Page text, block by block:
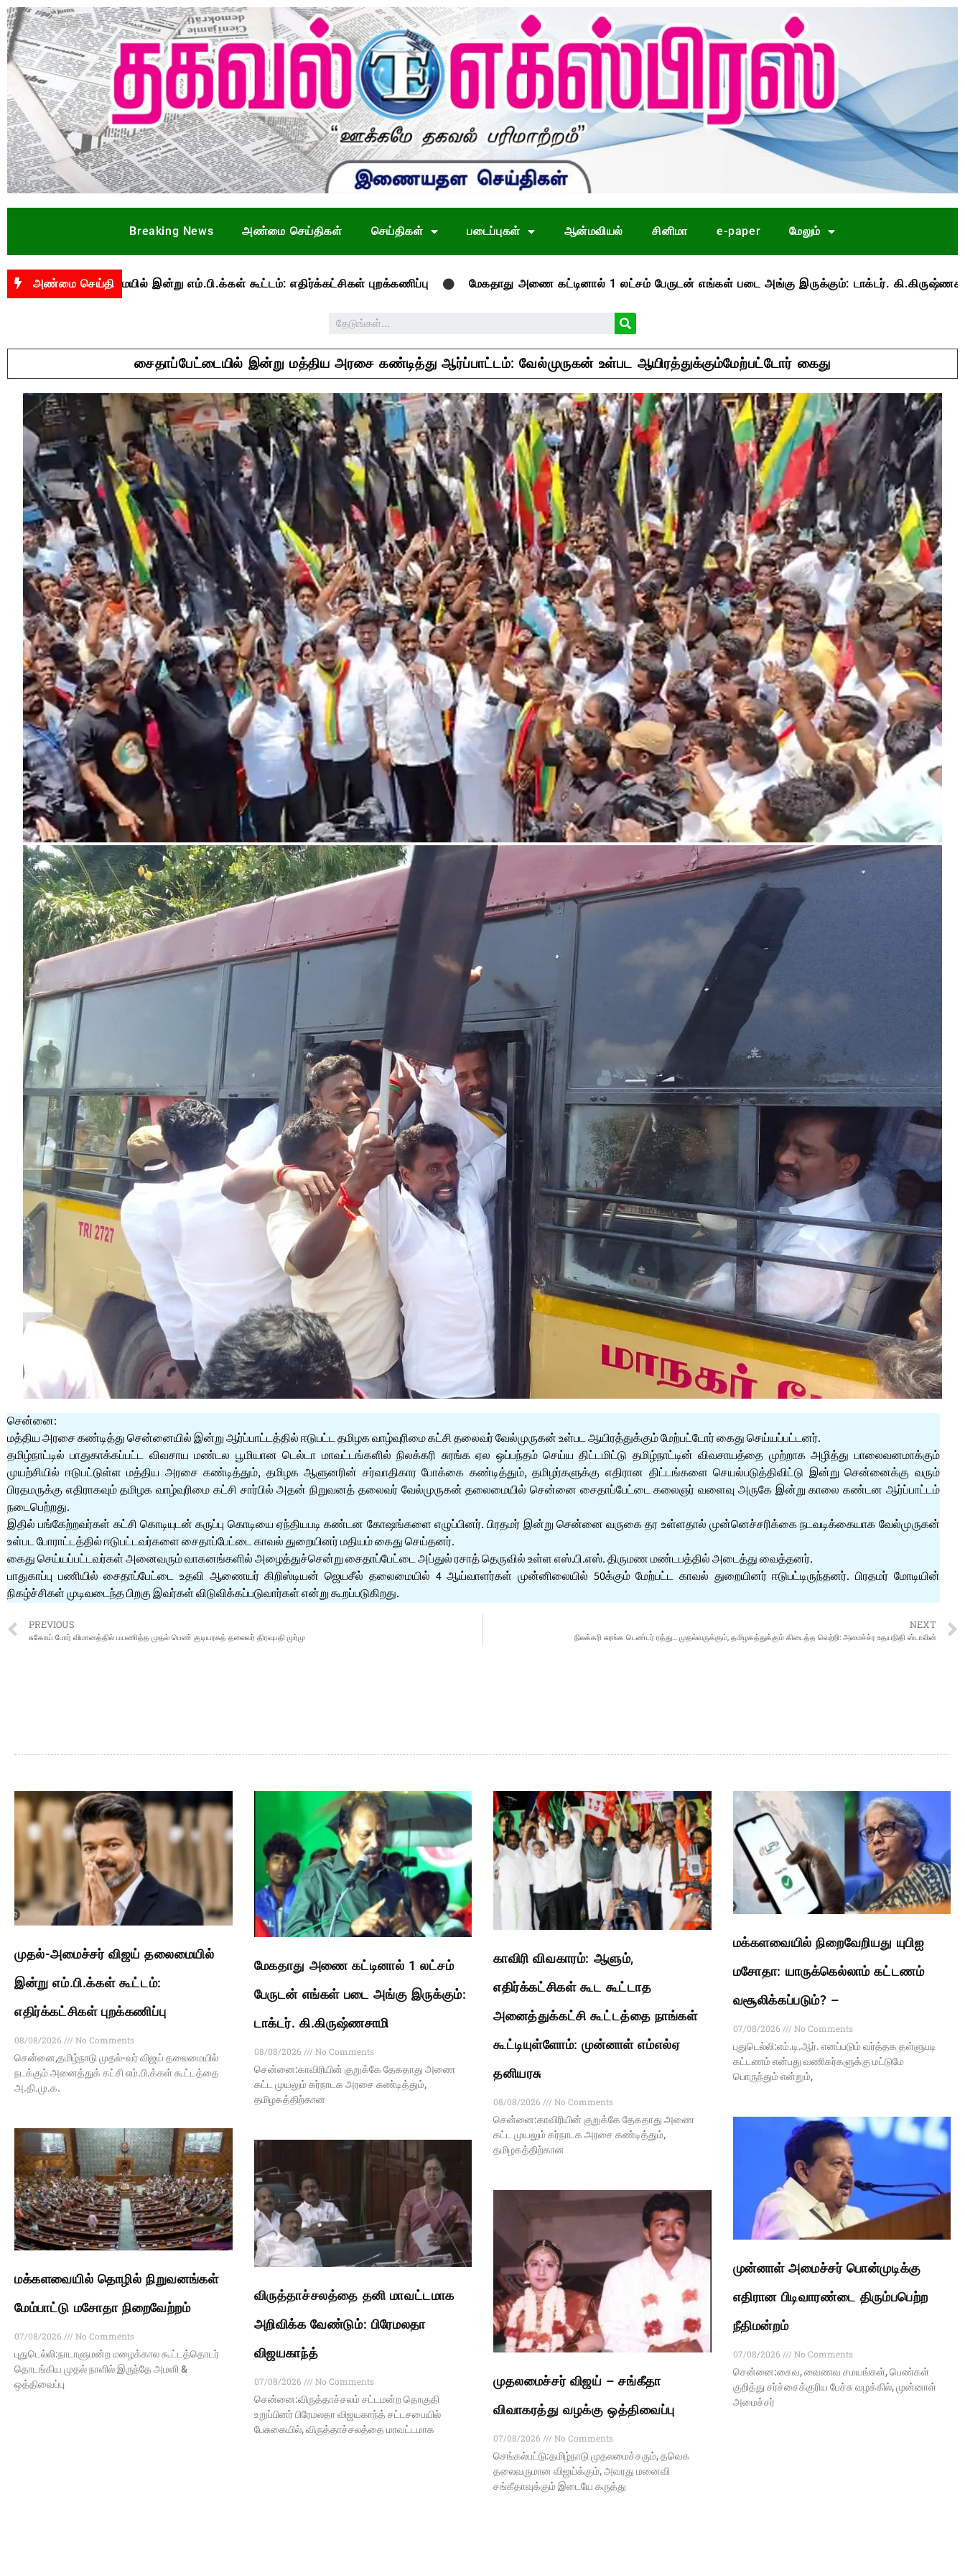
Breaking News அண்மை செய்திகள் செய்திகள் படைப்புகள் ஆன்மவியல் சினிமா e-paper மேலும்
அண்மை செய்தி
இன்று எம்.பி.க்கள் கூட்டம்: எதிர்க்கட்சிகள் புறக்கணிப்பு மேகதாது அணை கட்டினால் 1 லட்சம் பேருடன் எங்கள் படை அங்கு இருக்கும்: டாக்டர். கி.கிருஷ்ணசாமி
சைதாப்பேட்டையில் இன்று மத்திய அரசை கண்டித்து ஆர்ப்பாட்டம்: வேல்முருகன் உள்பட ஆயிரத்துக்கும்மேற்பட்டோர் கைது
சென்னை:
மத்திய அரசை கண்டித்து சென்னையில் இன்று ஆர்ப்பாட்டத்தில் ஈடுபட்ட தமிழக வாழ்வுரிமை கட்சி தலைவர் வேல்முருகன் உள்பட ஆயிரத்துக்கும் மேற்பட்டோர் கைது செய்யப்பட்டனர்.
தமிழ்நாட்டில் பாதுகாக்கப்பட்ட விவசாய மண்டல பூமியான டெல்டா மாவட்டங்களில் நிலக்கரி சுரங்க ஏல ஒப்பந்தம் செய்ய திட்டமிட்டு தமிழ்நாட்டின் விவசாயத்தை முற்றாக அழித்து பாலைவனமாக்கும்
முயற்சியில் ஈடுபட்டுள்ள மத்திய அரசை கண்டித்தும், தமிழக ஆளுனரின் சர்வாதிகார போக்கை கண்டித்தும், தமிழர்களுக்கு எதிரான திட்டங்களை செயல்படுத்திவிட்டு இன்று சென்னைக்கு வரும்
பிரதமருக்கு எதிராகவும் தமிழக வாழ்வுரிமை கட்சி சார்பில் அதன் நிறுவனத் தலைவர் வேல்முருகன் தலைமையில் சென்னை சைதாப்பேட்டை கலைஞர் வளைவு அருகே இன்று காலை கண்டன ஆர்ப்பாட்டம்
நடைபெற்றது.
இதில் பங்கேற்றவர்கள் கட்சி கொடியுடன் கருப்பு கொடியை ஏந்தியபடி கண்டன கோஷங்களை எழுப்பினர். பிரதமர் இன்று சென்னை வருகை தர உள்ளதால் முன்னெச்சரிக்கை நடவடிக்கையாக வேல்முருகன்
உள்பட போராட்டத்தில் ஈடுபட்டவர்களை சைதாப்பேட்டை காவல் துறையினர் மதியம் கைது செய்தனர்.
கைது செய்யப்பட்டவர்கள் அனைவரும் வாகனங்களில் அழைத்துச்சென்று சைதாப்பேட்டை அப்துல் ரசாத் தெருவில் உள்ள எஸ்.பி.எஸ். திருமண மண்டபத்தில் அடைத்து வைத்தனர்.
பாதுகாப்பு பணியில் சைதாப்பேட்டை உதவி ஆணையர் கிறிஸ்டியன் ஜெயசீல் தலைமையில் 4 ஆய்வாளர்கள் முன்னிலையில் 50க்கும் மேற்பட்ட காவல் துறையினர் ஈடுபட்டிருந்தனர். பிரதமர் மோடியின்
நிகழ்ச்சிகள் முடிவடைந்த பிறகு இவர்கள் விடுவிக்கப்படுவார்கள் என்று கூறப்படுகிறது.
PREVIOUS
சுகோய் போர் விமானத்தில் பயணித்த முதல் பெண் குடியரசுத் தலைவர் திரவுபதி முர்மு
NEXT
நிலக்கரி சுரங்க டெண்டர் ரத்து… முதல்வருக்கும், தமிழகத்துக்கும் கிடைத்த வெற்றி: அமைச்ச்ர உதயநிதி ஸ்டாலின்
முதல்-அமைச்சர் விஜய் தலைமையில்
இன்று எம்.பி.க்கள் கூட்டம்:
எதிர்க்கட்சிகள் புறக்கணிப்பு
08/08/2026
No Comments
சென்னை,தமிழ்நாடு முதல்-வர் விஜய் தலைமையில்
நடக்கும் அனைத்துக் கட்சி எம்.பி.க்கள் கூட்டத்தை
அ.தி.மு.க.
மேகதாது அணை கட்டினால் 1 லட்சம்
பேருடன் எங்கள் படை அங்கு இருக்கும்:
டாக்டர். கி.கிருஷ்ணசாமி
08/08/2026
No Comments
சென்னை:காவிரியின் குறுக்கே தேகதாது அணை
கட்ட முயலும் கர்நாடக அரசை கண்டித்தும்,
தமிழகத்திற்கான
காவிரி விவகாரம்: ஆளும்,
எதிர்க்கட்சிகள் கூட கூட்டாத
அனைத்துக்கட்சி கூட்டத்தை நாங்கள்
கூட்டியுள்ளோம்: முன்னாள் எம்எல்ஏ
தனியரசு
08/08/2026
No Comments
சென்னை:காவிரியின் குறுக்கே தேகதாது அணை
கட்ட முயலும் கர்நாடக அரசை கண்டித்தும்,
தமிழகத்திற்கான
மக்களவையில் நிறைவேறியது யுபிஐ
மசோதா: யாருக்கெல்லாம் கட்டணம்
வசூலிக்கப்படும்? –
07/08/2026
No Comments
புதுடெல்லி:எம்.டி.ஆர். எனப்படும் வர்த்தக தள்ளுபடி
கட்டணம் என்பது வணிகர்களுக்கு மட்டுமே
பொருந்தும் என்றும்,
மக்களவையில் தொழில் நிறுவனங்கள்
மேம்பாட்டு மசோதா நிறைவேற்றம்
07/08/2026
No Comments
புதுடெல்லி:நாடாளுமன்ற மழைக்கால கூட்டத்தொடர்
தொடங்கிய முதல் நாளில் இருந்தே அமளி &
ஒத்திவைப்பு
விருத்தாச்சலத்தை தனி மாவட்டமாக
அறிவிக்க வேண்டும்: பிரேமலதா
விஜயகாந்த்
07/08/2026
No Comments
சென்னை:விருத்தாச்சலம் சட்டமன்ற தொகுதி
உறுப்பினர் பிரேமலதா விஜயகாந்த் சட்டசபையில்
பேசுகையில், விருத்தாச்சலத்தை மாவட்டமாக
முதலமைச்சர் விஜய் – சங்கீதா
விவாகரத்து வழக்கு ஒத்திவைப்பு
07/08/2026
No Comments
செங்கல்பட்டு:தமிழ்நாடு முதலமைச்சரும், தவெக
தலைவருமான விஜய்க்கும், அவரது மனைவி
சங்கீதாவுக்கும் இடையே கருத்து
முன்னாள் அமைச்சர் பொன்முடிக்கு
எதிரான பிடிவாரண்டை திரும்பபெற்ற
நீதிமன்றம்
07/08/2026
No Comments
சென்னை:சைவ, வைணவ சமயங்கள், பெண்கள்
குறித்து சர்ச்சைக்குரிய பேச்சு வழக்கில், முன்னாள்
அமைச்சர்